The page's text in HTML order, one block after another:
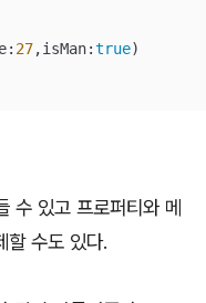
27,isMan:true
있고 프로퍼티와 메
할 수도 있다.